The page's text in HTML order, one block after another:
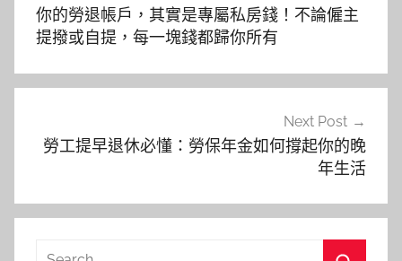
導
覽
你的勞退帳戶，其實是專屬私房錢！不論僱主
提撥或自提，每一塊錢都歸你所有
Next Post
勞工提早退休必懂：勞保年金如何撐起你的晚
年生活
Search